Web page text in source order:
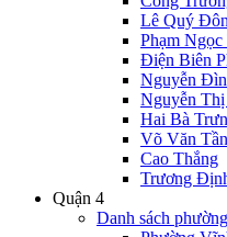
Lê Quý Đôn
Phạm Ngọc
Điện Biên
Nguyễn
Nguyễn
Hai Bà
Võ Văn Tần
Cao Thắng
Trương
Quận 4
Danh sách phường